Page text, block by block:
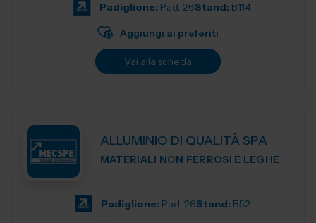
Padiglione: Pad. 26Stand: B114
Aggiungi ai preferiti
Vai alla scheda
ALLUMINIO DI QUALITÀ SPA
MATERIALI NON FERROSI E LEGHE
Padiglione: Pad. 26Stand: B52